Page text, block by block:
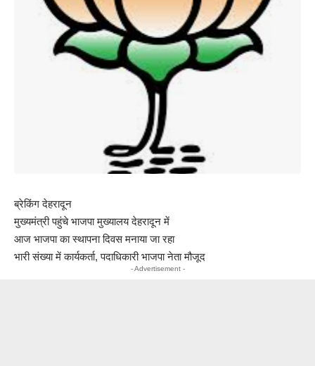
ब्रेकिंग देहरादून
मुख्यमंत्री पहुंचे भाजपा मुख्यालय देहरादून में
आज भाजपा का स्थापना दिवस मनाया जा रहा
भारी संख्या में कार्यकर्ता, पदाधिकारी भाजपा नेता मौजूद
- Advertisement -